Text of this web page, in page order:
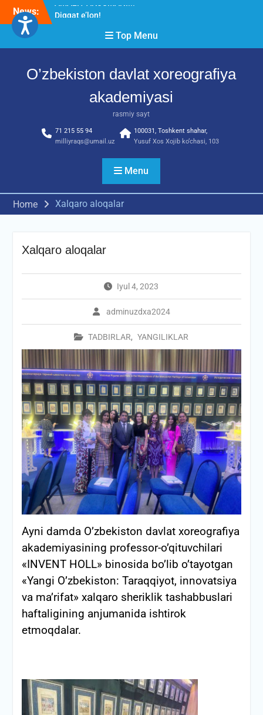
Skip
content
News:
Diqqat e’lon!
2026” tadbiri bo‘lib o‘tdi
RESPUBLIKA ILMIY-
Top Menu
O’zbekiston davlat xoreografiya
akademiyasi
rasmiy sayt
71 215 55 94
milliyraqs@umail.uz
100031, Toshkent shahar,
Yusuf Xos Xojib ko‘chasi, 103
Menu
Home Xalqaro aloqalar
Xalqaro aloqalar
Iyul 4, 2023
adminuzdxa2024
TADBIRLAR, YANGILIKLAR
Ayni damda O’zbekiston davlat xoreografiya
akademiyasining professor-o’qituvchilari
«INVENT HOLL» binosida bo’lib o’tayotgan
«Yangi O’zbekiston: Taraqqiyot, innovatsiya
va ma’rifat» xalqaro sheriklik tashabbuslari
haftaligining anjumanida ishtirok
etmoqdalar.